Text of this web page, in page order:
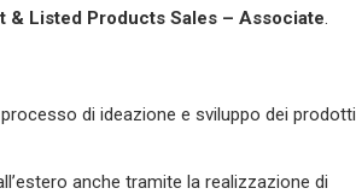
& Listed Products Sales – Associate.
di ideazione e sviluppo dei prodotti
anche tramite la realizzazione di